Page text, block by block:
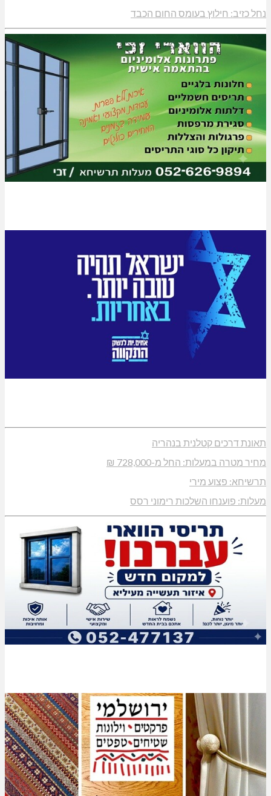
נחל כזיב: חילוץ בעומס החום הכבד
תאונת דרכים קטלנית בנהריה
מחיר מטרה במעלות: החל מ-728,000 ₪
תרשיחא: פצוע מירי
מעלות: פוענחו השלכות רימוני רסס